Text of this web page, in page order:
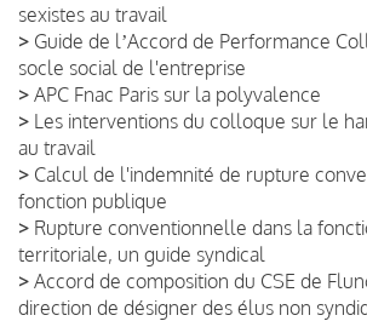
sexistes au travail
> Guide de lʼAccord de Performance
socle social de l'entreprise
> APC Fnac Paris sur la polyvalence
> Les interventions du colloque sur le
au travail
> Calcul de l'indemnité de rupture
fonction publique
> Rupture conventionnelle dans la
territoriale, un guide syndical
> Accord de composition du CSE de
direction de désigner des élus non